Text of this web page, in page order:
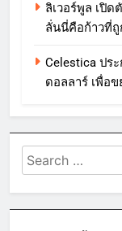
ลิเวอร์พูล เปิ
ลั่นนี่คือก้าวที่ถู
Celestica ปร
ดอลลาร์ เพื่อข
Search
for: